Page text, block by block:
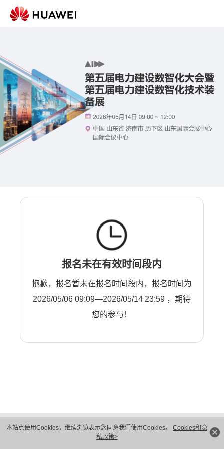
本站点使用Cookies，继续浏览表示您同意我们使用Cookies。 Cookies和隐
私政策>
报名未在有效时间段内
抱歉，报名暂未在报名时间段内，报名时间为
2026/05/06 09:09—2026/05/14 23:59 ，期待
您的参与！
隐私保护
法律声明